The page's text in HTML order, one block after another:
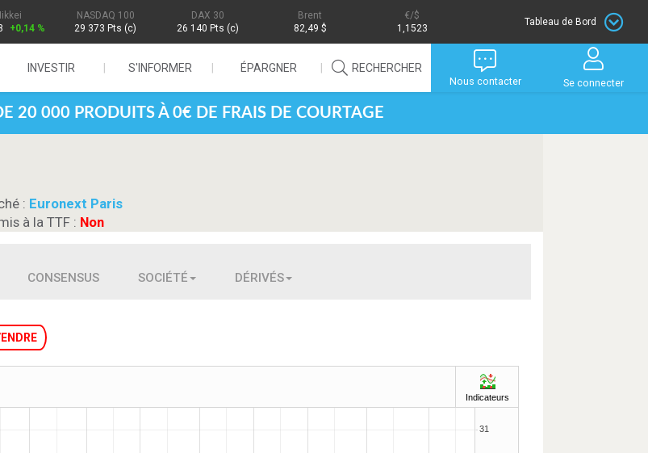
+0,14 %
NASDAQ 100
29 373 Pts (c)
DAX 30
26 140 Pts (c)
Brent
82,49 $
/$
1,1523
Tableau de Bord
INVESTIR S'INFORMER ÉPARGNER RECHERCHER
Nous contacter Se connecter
20 000 PRODUITS À 0€ DE FRAIS DE COURTAGE
: Euronext Paris
à la TTF : Non
CONSENSUS SOCIÉTÉ DÉRIVÉS